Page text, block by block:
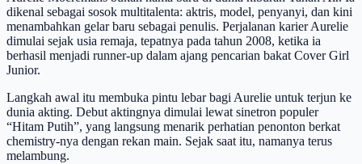
dikenal sebagai sosok multitalenta: aktris, model, penyanyi, dan kini
menambahkan gelar baru sebagai penulis. Perjalanan karier Aurelie
dimulai sejak usia remaja, tepatnya pada tahun 2008, ketika ia
berhasil menjadi runner-up dalam ajang pencarian bakat Cover Girl
Junior.
Langkah awal itu membuka pintu lebar bagi Aurelie untuk terjun ke
dunia akting. Debut aktingnya dimulai lewat sinetron populer
“Hitam Putih”, yang langsung menarik perhatian penonton berkat
chemistry-nya dengan rekan main. Sejak saat itu, namanya terus
melambung.